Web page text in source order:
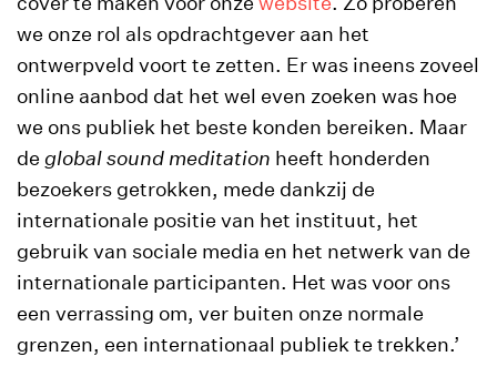
we onze rol als opdrachtgever aan het
ontwerpveld voort te zetten. Er was ineens zoveel
online aanbod dat het wel even zoeken was hoe
we ons publiek het beste konden bereiken. Maar
de global sound meditation heeft honderden
bezoekers getrokken, mede dankzij de
internationale positie van het instituut, het
gebruik van sociale media en het netwerk van de
internationale participanten. Het was voor ons
een verrassing om, ver buiten onze normale
grenzen, een internationaal publiek te trekken.’